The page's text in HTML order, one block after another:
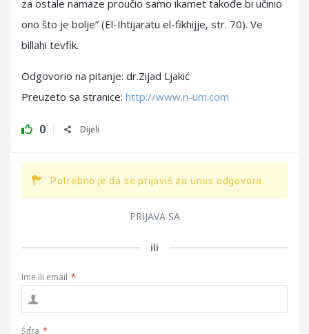
za ostale namaze proučio samo ikamet takođe bi učinio
ono što je bolje” (El-Ihtijaratu el-fikhijje, str. 70). Ve
billahi tevfik.
Odgovorio na pitanje: dr.Zijad Ljakić
Preuzeto sa stranice: http://www.n-um.com
0 Dijeli
Potrebno je da se prijaviš za unos odgovora.
PRIJAVA SA
ili
Ime ili email *
Šifra *